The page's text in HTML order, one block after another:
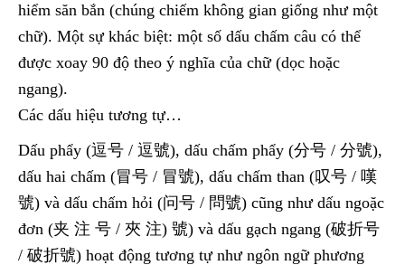
hiểm săn bắn (chúng chiếm không gian giống như một
chữ). Một sự khác biệt: một số dấu chấm câu có thể
được xoay 90 độ theo ý nghĩa của chữ (dọc hoặc
ngang).
Các dấu hiệu tương tự…
Dấu phẩy (逗号 / 逗號), dấu chấm phẩy (分号 / 分號),
dấu hai chấm (冒号 / 冒號), dấu chấm than (叹号 / 嘆
號) và dấu chấm hỏi (问号 / 問號) cũng như dấu ngoặc
đơn (夹 注 号 / 夾 注) 號) và dấu gạch ngang (破折号
/ 破折號) hoạt động tương tự như ngôn ngữ phương